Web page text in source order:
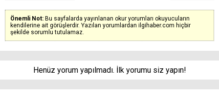
Önemli Not: Bu sayfalarda yayınlanan okur yorumları okuyucuların
kendilerine ait görüşlerdir. Yazılan yorumlardan ilgihaber.com hiçbir
şekilde sorumlu tutulamaz.
Henüz yorum yapılmadı. İlk yorumu siz yapın!